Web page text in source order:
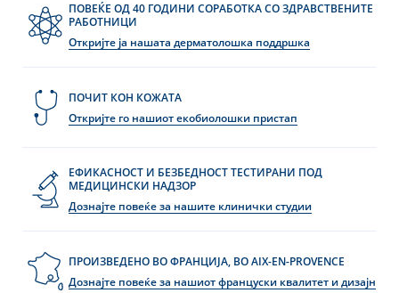
ПОВЕЌЕ ОД 40 ГОДИНИ СОРАБОТКА СО ЗДРАВСТВЕНИТЕ
РАБОТНИЦИ
Откријте ја нашата дерматолошка поддршка
ПОЧИТ КОН КОЖАТА
Откријте го нашиот екобиолошки пристап
ЕФИКАСНОСТ И БЕЗБЕДНОСТ ТЕСТИРАНИ ПОД
МЕДИЦИНСКИ НАДЗОР
Дознајте повеќе за нашите клинички студии
ПРОИЗВЕДЕНО ВО ФРАНЦИЈА, ВО AIX-EN-PROVENCE
Дознајте повеќе за нашиот француски квалитет и дизајн